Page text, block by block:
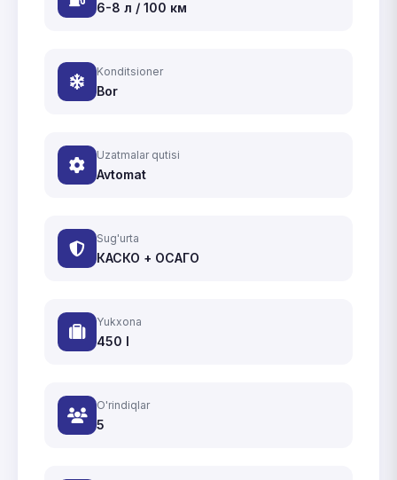
6-8 л / 100 км
Konditsioner
Bor
Uzatmalar qutisi
Avtomat
Sug'urta
КАСКО + ОСАГО
Yukxona
450 l
O'rindiqlar
5